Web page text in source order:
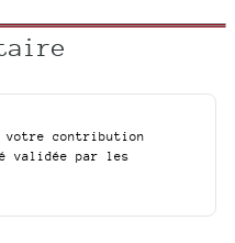
votre contribution
validée par les